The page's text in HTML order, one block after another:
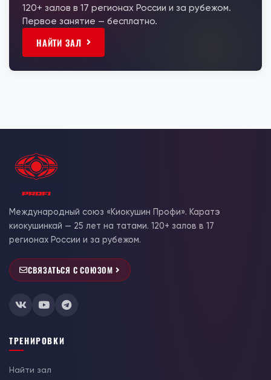
120+ залов в 17 регионах России и за рубежом.
Первое занятие — бесплатно.
НАЙТИ ЗАЛ
Международный союз «Киокушин Профи». Каратэ
киокушинкай — 25 лет на татами. 120+ залов в 17
регионах России и за рубежом.
СВЯЗАТЬСЯ С СОЮЗОМ
ТРЕНИРОВКИ
Найти зал